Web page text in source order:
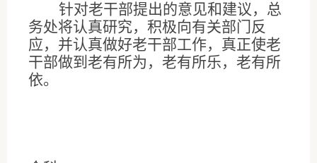
针对老干部提出的意见和建议，总
务处将认真研究，积极向有关部门反
应，并认真做好老干部工作，真正使老
干部做到老有所为，老有所乐，老有所
依。